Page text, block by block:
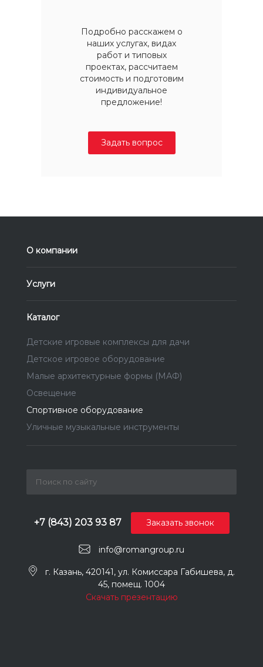
Подробно расскажем о
наших услугах, видах
работ и типовых
проектах, рассчитаем
стоимость и подготовим
индивидуальное
предложение!
Задать вопрос
О компании
Услуги
Каталог
Детские игровые комплексы для дачи
Детское игровое оборудование
Малые архитектурные формы (МАФ)
Освещение
Спортивное оборудование
Уличные музыкальные инструменты
info@romangroup.ru
+7 (843) 203 93 87
г. Казань, 420141, ул. Комиссара Габишева, д.
45, помещ. 1004
Скачать презентацию
Заказать звонок